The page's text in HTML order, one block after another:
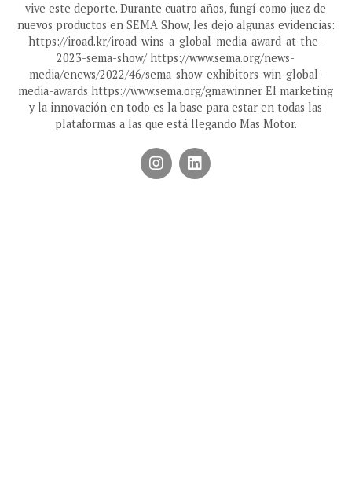
vive este deporte. Durante cuatro años, fungí como juez de
nuevos productos en SEMA Show, les dejo algunas evidencias:
https://iroad.kr/iroad-wins-a-global-media-award-at-the-
2023-sema-show/ https://www.sema.org/news-
media/enews/2022/46/sema-show-exhibitors-win-global-
media-awards https://www.sema.org/gmawinner El marketing
y la innovación en todo es la base para estar en todas las
plataformas a las que está llegando Mas Motor.